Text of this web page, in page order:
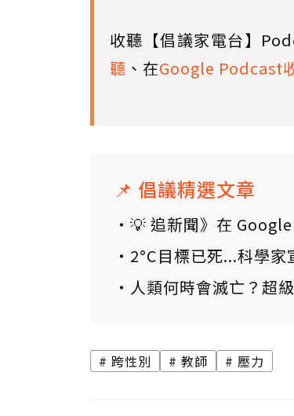
收聽【倡議家電台】
聽 、在Google Podcast
📌 倡議精選文章
💡 追新聞》在
2°C目標已死...科學
人類何時會滅亡？超
跨性別 教師 壓力